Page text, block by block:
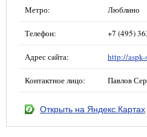
Метро: Люблино
Телефон: +7 (495)
Адрес сайта: http://aspk-
Контактное лицо: Павлов
Открыть на Яндекс.Картах